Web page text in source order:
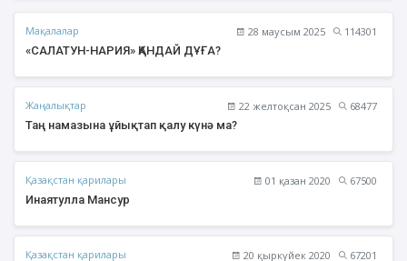
Мақалалар 28 маусым 2025
114301
«САЛАТУН-НАРИЯ» ҚАНДАЙ ДҰҒА?
Жаңалықтар 22 желтоқсан 2025
68477
Таң намазына ұйықтап қалу күнә ма?
Қазақстан қарилары 01 қазан 2020
67500
Инаятулла Мансур
Қазақстан қарилары 20 қыркүйек 2020
67201